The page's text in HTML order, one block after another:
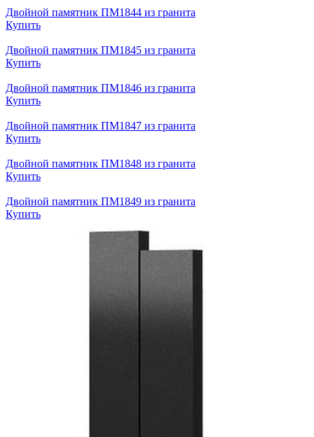
Двойной памятник ПМ1844 из гранита
Купить
Двойной памятник ПМ1845 из гранита
Купить
Двойной памятник ПМ1846 из гранита
Купить
Двойной памятник ПМ1847 из гранита
Купить
Двойной памятник ПМ1848 из гранита
Купить
Двойной памятник ПМ1849 из гранита
Купить